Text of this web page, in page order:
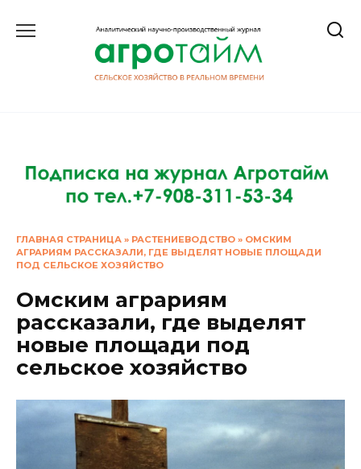
ГЛАВНАЯ СТРАНИЦА » РАСТЕНИЕВОДСТВО » ОМСКИМ
АГРАРИЯМ РАССКАЗАЛИ, ГДЕ ВЫДЕЛЯТ НОВЫЕ ПЛОЩАДИ
ПОД СЕЛЬСКОЕ ХОЗЯЙСТВО
Омским аграриям
рассказали, где выделят
новые площади под
сельское хозяйство